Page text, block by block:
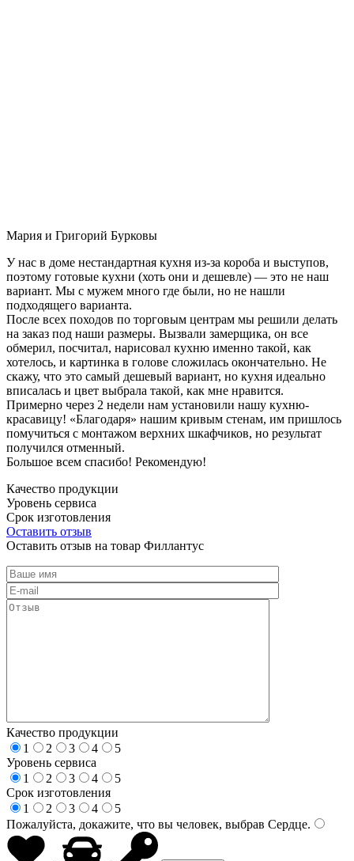
Мария и Григорий Бурковы
У нас в доме нестандартная кухня из-за короба и выступов,
поэтому готовые кухни (хоть они и дешевле) — это не наш
вариант. Мы с мужем много где были, но не нашли
подходящего варианта.
После всех походов по торговым центрам мы решили делать
на заказ под наши размеры. Вызвали замерщика, он все
обмерил, посчитал, нарисовал кухню именно такой, как
хотелось, и картинка в голове сложилась окончательно. Не
скажу, что это самый дешевый вариант, но кухня идеально
вписалась и цвет выбрала такой, как мне нравится.
Примерно через 2 недели нам установили нашу кухню-
красавицу! «Благодаря» нашим кривым стенам, им пришлось
помучиться с монтажом верхних шкафчиков, но результат
получился отменный.
Большое всем спасибо! Рекомендую!
Качество продукции
Уровень сервиса
Срок изготовления
Оставить отзыв
Оставить отзыв на товар Филлантус
Качество продукции
1
2 3 4
5
Уровень сервиса
1
2 3 4
5
Срок изготовления
1
2 3 4
5
Пожалуйста, докажите, что вы человек, выбрав Сердце.